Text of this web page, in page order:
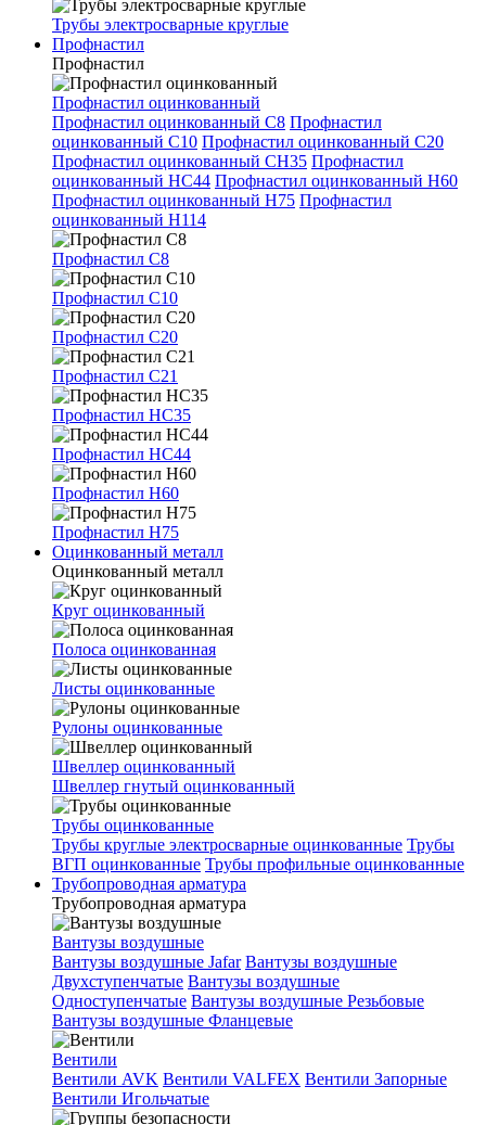
Трубы электросварные круглые
Профнастил
Профнастил
Профнастил оцинкованный
Профнастил оцинкованный С8 Профнастил
оцинкованный С10 Профнастил оцинкованный С20
Профнастил оцинкованный СН35 Профнастил
оцинкованный НС44 Профнастил оцинкованный Н60
Профнастил оцинкованный Н75 Профнастил
оцинкованный Н114
Профнастил С8
Профнастил С10
Профнастил С20
Профнастил С21
Профнастил НС35
Профнастил НС44
Профнастил Н60
Профнастил Н75
Оцинкованный металл
Оцинкованный металл
Круг оцинкованный
Полоса оцинкованная
Листы оцинкованные
Рулоны оцинкованные
Швеллер оцинкованный
Швеллер гнутый оцинкованный
Трубы оцинкованные
Трубы круглые электросварные оцинкованные Трубы
ВГП оцинкованные Трубы профильные оцинкованные
Трубопроводная арматура
Трубопроводная арматура
Вантузы воздушные
Вантузы воздушные Jafar Вантузы воздушные
Двухступенчатые Вантузы воздушные
Одноступенчатые Вантузы воздушные Резьбовые
Вантузы воздушные Фланцевые
Вентили
Вентили AVK Вентили VALFEX Вентили Запорные
Вентили Игольчатые